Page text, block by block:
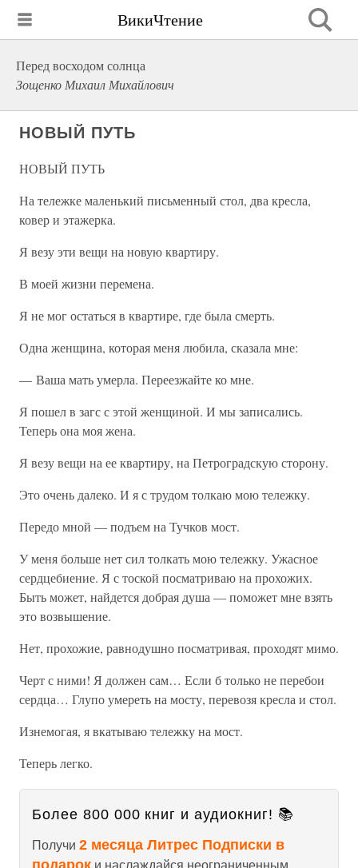
ВикиЧтение
Перед восходом солнца
Зощенко Михаил Михайлович
НОВЫЙ ПУТЬ
НОВЫЙ ПУТЬ
На тележке маленький письменный стол, два кресла,
ковер и этажерка.
Я везу эти вещи на новую квартиру.
В моей жизни перемена.
Я не мог остаться в квартире, где была смерть.
Одна женщина, которая меня любила, сказала мне:
— Ваша мать умерла. Переезжайте ко мне.
Я пошел в загс с этой женщиной. И мы записались.
Теперь она моя жена.
Я везу вещи на ее квартиру, на Петроградскую сторону.
Это очень далеко. И я с трудом толкаю мою тележку.
Передо мной — подъем на Тучков мост.
У меня больше нет сил толкать мою тележку. Ужасное
сердцебиение. Я с тоской посматриваю на прохожих.
Быть может, найдется добрая душа — поможет мне взять
это возвышение.
Нет, прохожие, равнодушно посматривая, проходят мимо.
Черт с ними! Я должен сам… Если б только не перебои
сердца… Глупо умереть на мосту, перевозя кресла и стол.
Изнемогая, я вкатываю тележку на мост.
Теперь легко.
Более 800 000 книг и аудиокниг! 📚
Получи 2 месяца Литрес Подписки в
подарок и наслаждайся неограниченным